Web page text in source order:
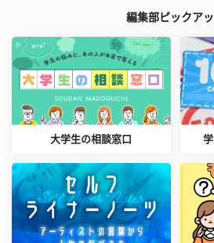
編集部ピックア
大学生の相談窓口